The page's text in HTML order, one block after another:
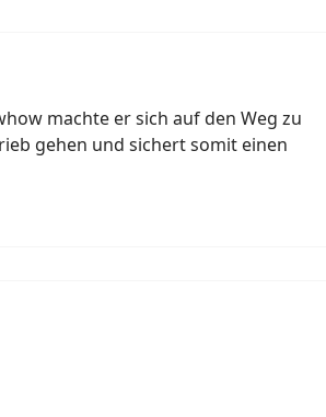
machte er sich auf den Weg zu
gehen und sichert somit einen